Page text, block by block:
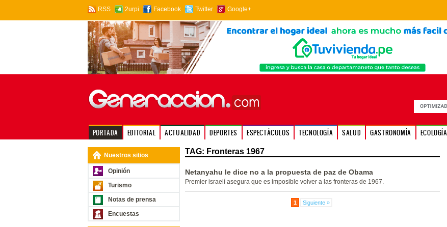
RSS 2urpi Facebook Twitter Google+
PORTADA EDITORIAL ACTUALIDAD DEPORTES ESPECTÁCULOS TECNOLOGÍA SALUD GASTRONOMÍA ECOLOGÍA
Nuestros sitios
Opinión
Turismo
Notas de prensa
Encuestas
TAG: Fronteras 1967
Netanyahu le dice no a la propuesta de paz de Obama
Premier israelí asegura que es imposible volver a las fronteras de 1967.
1 Siguiente »